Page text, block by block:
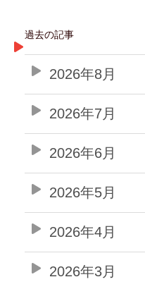
過去の記事
2026年8月
2026年7月
2026年6月
2026年5月
2026年4月
2026年3月